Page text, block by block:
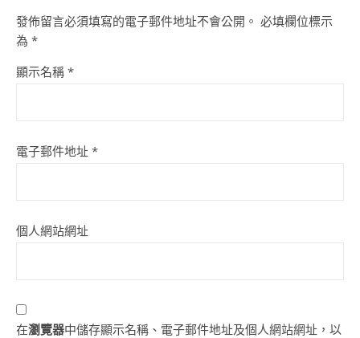
發佈留言必須填寫的電子郵件地址不會公開。 必填欄位標示
為 *
顯示名稱 *
電子郵件地址 *
個人網站網址
在瀏覽器中儲存顯示名稱、電子郵件地址及個人網站網址，以